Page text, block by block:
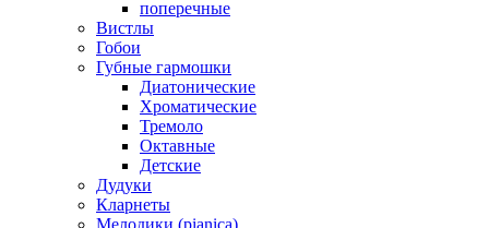
поперечные
Вистлы
Гобои
Губные гармошки
Диатонические
Хроматические
Тремоло
Октавные
Детские
Дудуки
Кларнеты
Мелодики (pianica)